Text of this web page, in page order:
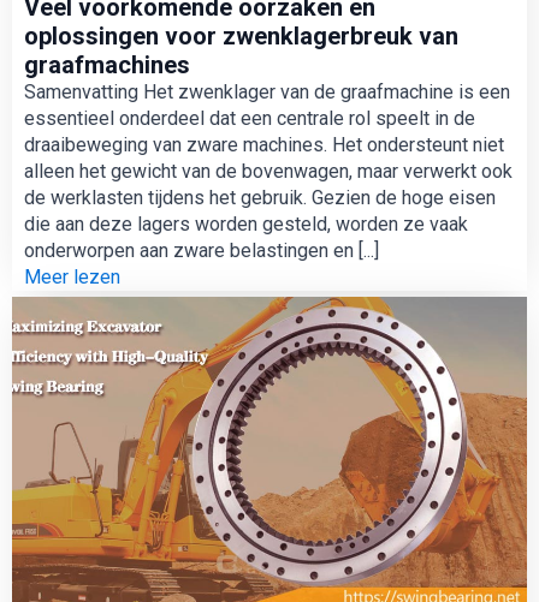
Veel voorkomende oorzaken en
oplossingen voor zwenklagerbreuk van
graafmachines
Samenvatting Het zwenklager van de graafmachine is een
essentieel onderdeel dat een centrale rol speelt in de
draaibeweging van zware machines. Het ondersteunt niet
alleen het gewicht van de bovenwagen, maar verwerkt ook
de werklasten tijdens het gebruik. Gezien de hoge eisen
die aan deze lagers worden gesteld, worden ze vaak
onderworpen aan zware belastingen en [...]
Meer lezen